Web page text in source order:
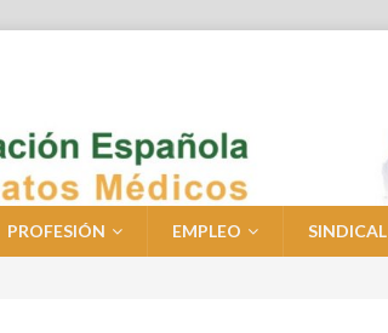
PROFESIÓN EMPLEO SINDICAL